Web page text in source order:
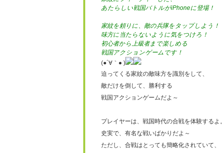
あたらしい戦国バトルがiPhoneに登場！
家紋を頼りに、敵の兵隊をタップしよう！
味方に当たらないように気をつけろ！
初心者から上級者まで楽しめる
戦国アクションゲームです！
(●´∀｀● )
迫ってくる家紋の敵味方を識別をして、
敵だけを倒して、勝利する
戦国アクションゲームだよ～
プレイヤーは、戦国時代の合戦を体験するよ。
史実で、有名な戦いばかりだよ～
ただし、合戦はとっても簡略化されていて、